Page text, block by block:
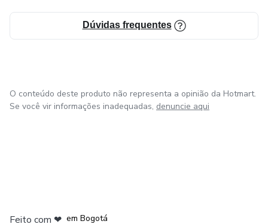
A preparação para sua nova fase começa aqui. Bora
Dúvidas frequentes
O conteúdo deste produto não representa a opinião da Hotmart.
Se você vir informações inadequadas, denuncie aqui
Feito com ❤ em Bogotá